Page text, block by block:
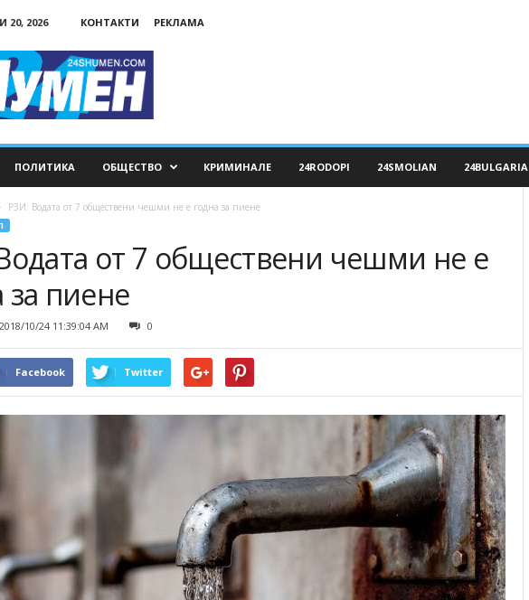
2026 КОНТАКТИ РЕКЛАМА
ПОЛИТИКА ОБЩЕСТВО КРИМИНАЛЕ 24RODOPI 24SMOLIAN 24BULGARIA
РЗИ: Водата от 7 обществени чешми не е годна за пиене
от 7 обществени чешми не е
за пиене
2018/10/24 11:39:04 AM 0
Facebook Twitter